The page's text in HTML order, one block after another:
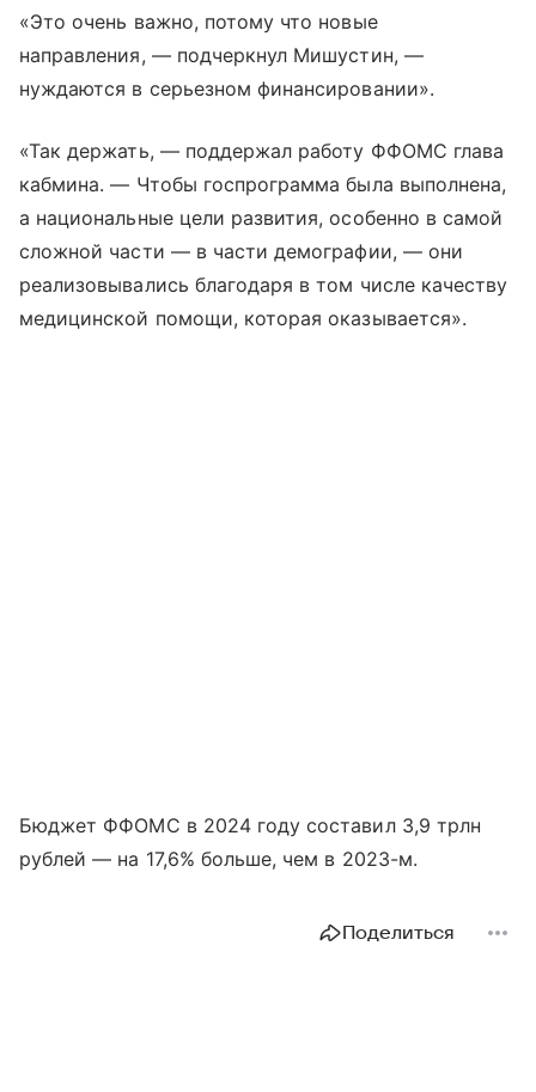
«Это очень важно, потому что новые
направления, — подчеркнул Мишустин, —
нуждаются в серьезном финансировании».
«Так держать, — поддержал работу ФФОМС глава
кабмина. — Чтобы госпрограмма была выполнена,
а национальные цели развития, особенно в самой
сложной части — в части демографии, — они
реализовывались благодаря в том числе качеству
медицинской помощи, которая оказывается».
Бюджет ФФОМС в 2024 году составил 3,9 трлн
рублей — на 17,6% больше, чем в 2023-м.
Поделиться